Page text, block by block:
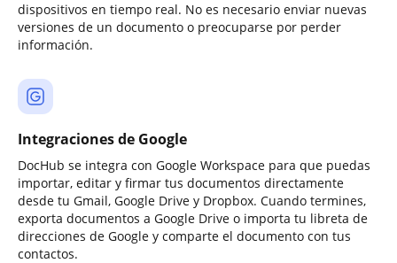
dispositivos en tiempo real. No es necesario enviar nuevas
versiones de un documento o preocuparse por perder
información.
Integraciones de Google
DocHub se integra con Google Workspace para que puedas
importar, editar y firmar tus documentos directamente
desde tu Gmail, Google Drive y Dropbox. Cuando termines,
exporta documentos a Google Drive o importa tu libreta de
direcciones de Google y comparte el documento con tus
contactos.